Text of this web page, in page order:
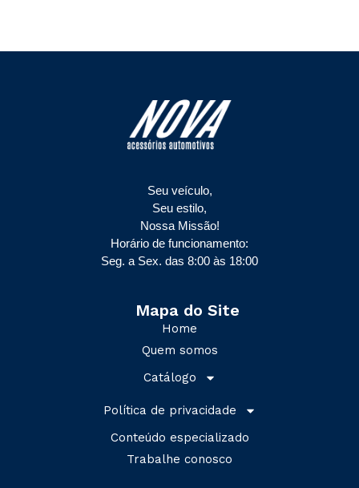
Seu veículo,
Seu estilo,
Nossa Missão!
Horário de funcionamento:
Seg. a Sex. das 8:00 às 18:00
Mapa do Site
Home
Quem somos
Catálogo
Política de privacidade
Conteúdo especializado
Trabalhe conosco